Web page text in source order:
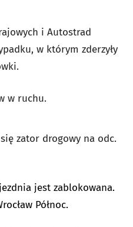
i Autostrad
w którym zderzyły
w ruchu.
zator drogowy na odc.
jest zablokowana.
Północ.